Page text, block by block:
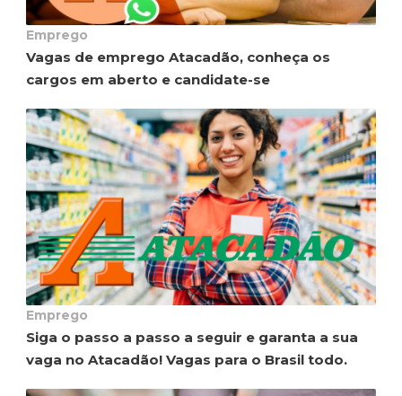
Emprego
Vagas de emprego Atacadão, conheça os
cargos em aberto e candidate-se
Emprego
Siga o passo a passo a seguir e garanta a sua
vaga no Atacadão! Vagas para o Brasil todo.